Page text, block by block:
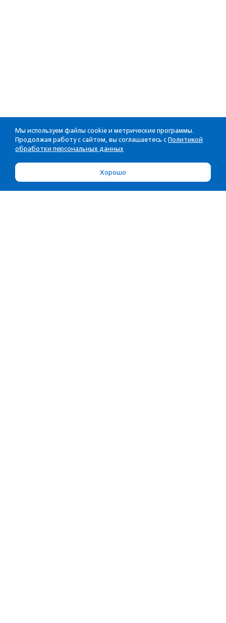
Мы используем файлы cookie и метрические программы.
Продолжая работу с сайтом, вы соглашаетесь с Политикой
обработки персональных данных
Хорошо